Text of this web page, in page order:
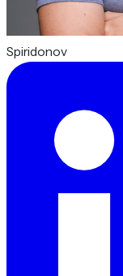
Spiridonov